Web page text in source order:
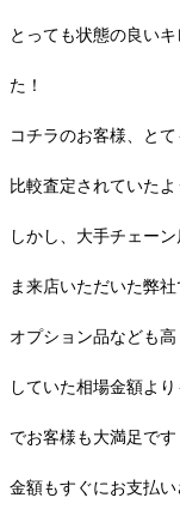
とっても状態の良い
た！
コチラのお客様、と
比較査定されていたよ
しかし、大手チェー
ま来店いただいた弊
オプション品なども
していた相場金額よ
でお客様も大満足です
金額もすぐにお支払